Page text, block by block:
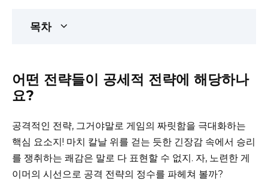
목차
어떤 전략들이 공세적 전략에 해당하나
요?
공격적인 전략, 그거야말로 게임의 짜릿함을 극대화하는
핵심 요소지! 마치 칼날 위를 걷는 듯한 긴장감 속에서 승리
를 쟁취하는 쾌감은 말로 다 표현할 수 없지. 자, 노련한 게
이머의 시선으로 공격 전략의 정수를 파헤쳐 볼까?